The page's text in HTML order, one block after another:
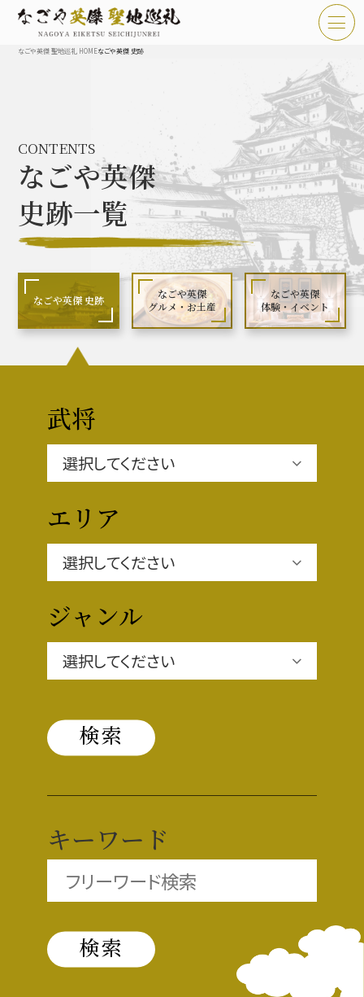
なごや英傑 聖地巡礼とは
なごや英傑 史跡 一覧
なごや英傑 グルメ・土産 一覧
なごや英傑 体験・イベント
豊臣秀長と名古屋の関係
秀長関連 史跡 一覧
秀長グルメ・土産一覧
豊臣秀吉と名古屋の関係
秀吉関連 史跡 一覧
秀吉グルメ・土産 一覧
信長関連 史跡 一覧
信長グルメ・土産一覧
信長攻路
なごや英傑 聖地巡礼 HOMEなごや英傑 史跡
CONTENTS
なごや英傑
史跡一覧
なごや英傑 史跡
なごや英傑
グルメ・お土産
なごや英傑
体験・イベント
武将
エリア
ジャンル
キーワード